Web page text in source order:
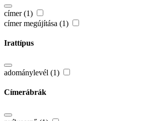
címer (1)
címer megújítása (1)
Irattípus
adománylevél (1)
Címerábrák